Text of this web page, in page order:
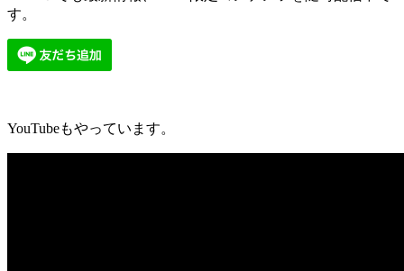
す。
YouTubeもやっています。